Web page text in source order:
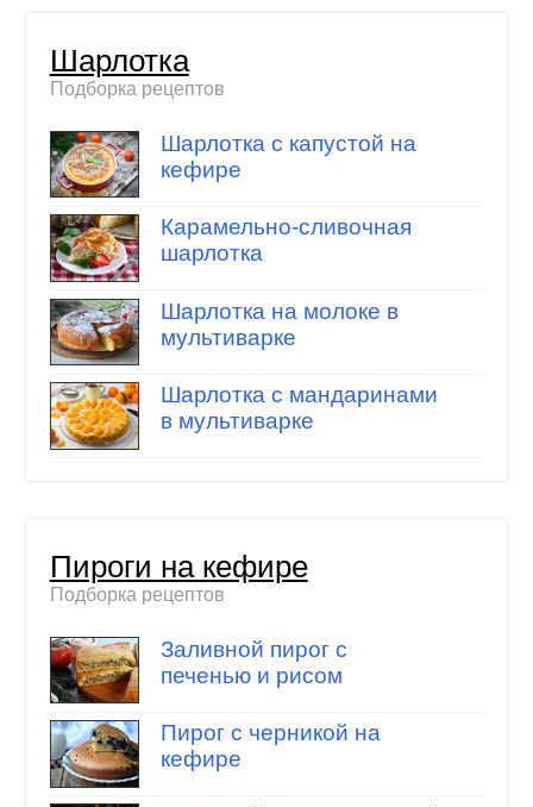
Шарлотка
Подборка рецептов
Шарлотка с капустой на
кефире
Карамельно-сливочная
шарлотка
Шарлотка на молоке в
мультиварке
Шарлотка с мандаринами
в мультиварке
Пироги на кефире
Подборка рецептов
Заливной пирог с
печенью и рисом
Пирог с черникой на
кефире